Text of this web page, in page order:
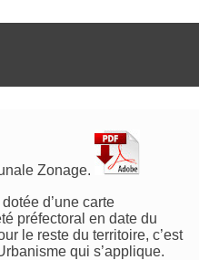
Zonage.
d’une carte
préfectoral en date du
le reste du territoire, c’est
qui s’applique.